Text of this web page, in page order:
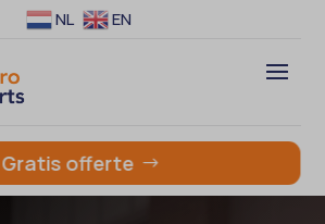
NL EN
Gratis offerte